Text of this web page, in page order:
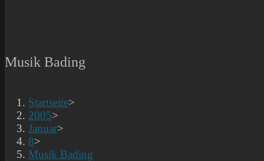
Musik Bading
Startseite>
2005>
Januar>
8>
Musik Bading